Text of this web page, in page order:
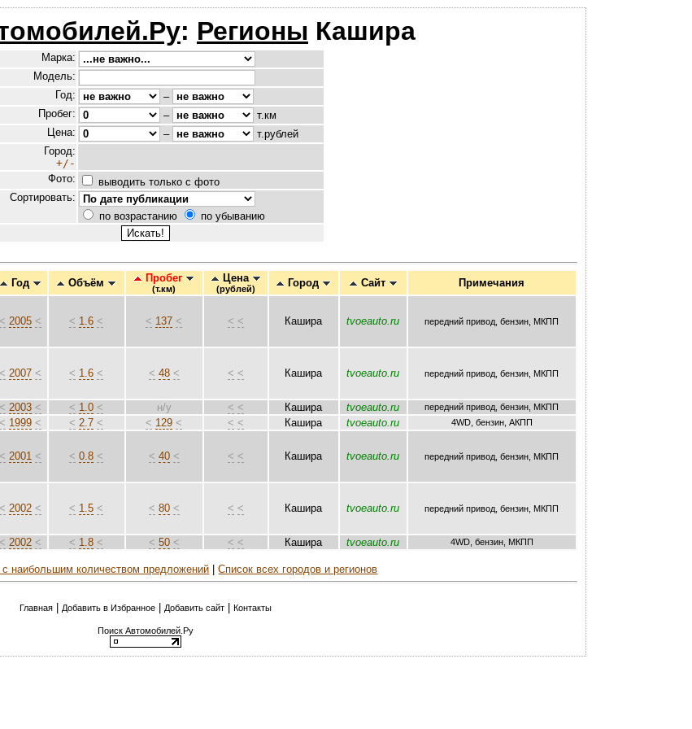
: Регионы Кашира
Марка:
Модель:
Год:
–
Пробег:
–
т.км
Цена:
–
т.рублей
Город:
+/-
Фото:
выводить только с фото
Сортировать:
по возрастанию
по убыванию
Год Объём Пробег
(т.км)
Цена
(рублей) Город Сайт Примечания
< 2005 < < 1.6 < < 137 < < < Кашира tvoeauto.ru передний привод, бензин, МКПП
< 2007 < < 1.6 < < 48 < < < Кашира tvoeauto.ru передний привод, бензин, МКПП
< 2003 < < 1.0 < н/у < < Кашира tvoeauto.ru передний привод, бензин, МКПП
< 1999 < < 2.7 < < 129 < < < Кашира tvoeauto.ru 4WD, бензин, AКПП
< 2001 < < 0.8 < < 40 < < < Кашира tvoeauto.ru передний привод, бензин, МКПП
< 2002 < < 1.5 < < 80 < < < Кашира tvoeauto.ru передний привод, бензин, МКПП
< 2002 < < 1.8 < < 50 < < < Кашира tvoeauto.ru 4WD, бензин, МКПП
с наибольшим количеством предложений |Список всех городов и регионов
Главная| Добавить в Избранное| Добавить сайт| Контакты
Поиск Автомобилей.Ру